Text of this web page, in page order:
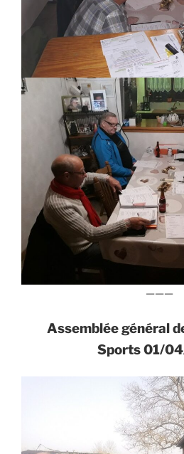
———
Assemblée général
Sports 01/